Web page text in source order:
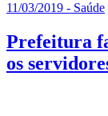
11/03/2019 - Saúde
Prefeitura
os